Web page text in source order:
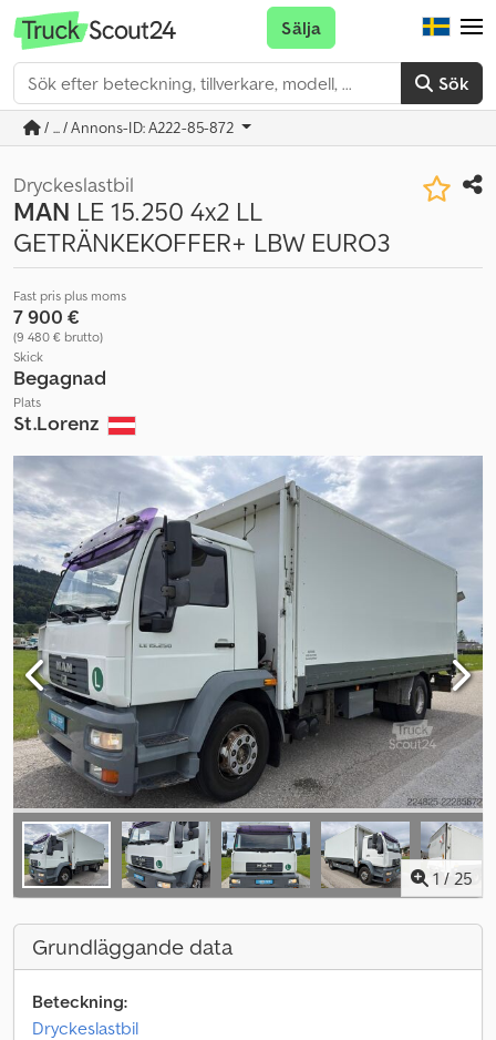
Sök
Sälja
/ ... / Annons-ID: A222-85-872
Dryckeslastbil
MAN LE 15.250 4x2 LL
GETRÄNKEKOFFER+ LBW EURO3
Fast pris plus moms
7 900 €
(9 480 € brutto)
Skick
Begagnad
Plats
St.Lorenz
1 / 25
Grundläggande data
Beteckning:
Dryckeslastbil